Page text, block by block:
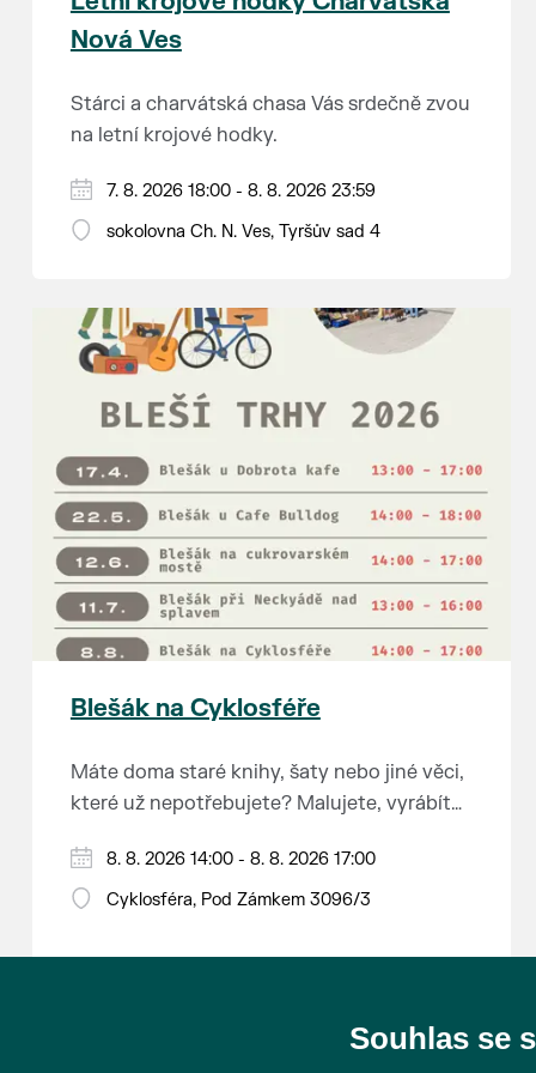
Nová Ves
Stárci a charvátská chasa Vás srdečně zvou
na letní krojové hodky.
PÁTEK 7. srpna
18:00 - ruční stavění máje
14:00 - krojový průvod pro stárky od
hostince “U Buvola”
16:00 - odpolední zábava na sokolovně
21:00 - večerní zábava
K tanci a poslechu bude hrát DH
Lanžhotčané.
Těšíme se na Vás!
7. 8. 2026 18:00 - 8. 8. 2026 23:59
sokolovna Ch. N. Ves, Tyršův sad 4
Blešák na Cyklosféře
Máte doma staré knihy, šaty nebo jiné věci,
které už nepotřebujete? Malujete, vyrábíte
Chcete se zbavit staré sbírky, která
zbytečně leží na půdě? Překáží vám ve
Anebo byste rádi našli poklady za pár
Prodejce prosíme tradičně o příchod 30
8. 8. 2026 14:00 - 8. 8. 2026 17:00
Cyklosféra, Pod Zámkem 3096/3
Souhlas se